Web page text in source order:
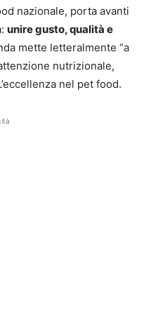
nazionale, porta avanti
unire gusto, qualità e
mette letteralmente “a
nutrizionale,
nel pet food.